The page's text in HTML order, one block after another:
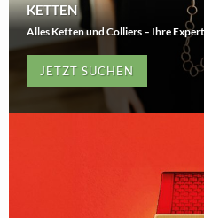
KETTEN
Alles Ketten und Colliers – Ihre
JETZT SUCHEN